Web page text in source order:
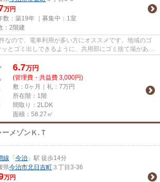
万円
数：築19年 ｜募集中： 1室
：2階建
なので、電車利用が多い方にオススメです。地域のゴ
とゴミ出しできるように、共用部にゴミ捨て場があり
ート...
6.7万円
(管理費・共益費 3,000円)
敷：0ヶ月｜礼：7万円
所在階：1階
間取り：2LDK
面積：58.27㎡
ーメゾンＫ.Ｔ
線 「 今治 」駅 徒歩14分
県今治市北日吉町 ３丁目3-36
万円